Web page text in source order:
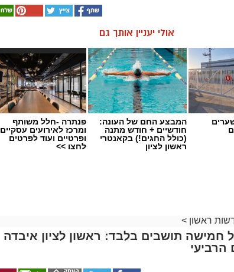
אולי יעניין אותך גם
המבצע החם של העונה:
חודשיים + חודש מתנה
(כולל החגים!) בקאנטרי
ראשון לציון
פנתרה -חלל משותף
ומרכז לאירועים עסקיים
ופרטיים ועוד לפרטים
לחצו >>
ראשון >
תושבים בלבד: ראשון לציון איבדה